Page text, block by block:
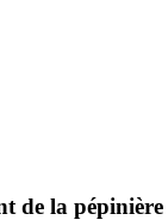
de la